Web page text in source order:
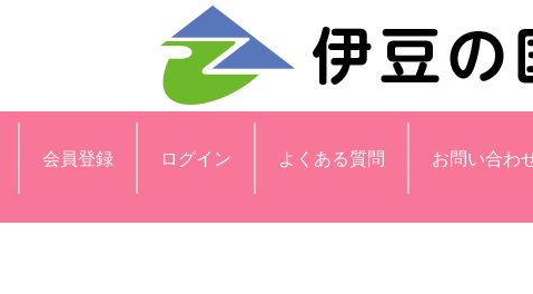
会員登録 ログイン よくある質問 お問い合わ